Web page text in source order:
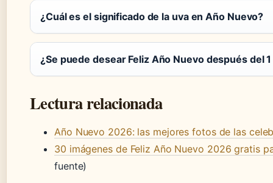
¿Cuál es el significado de la uva en Año Nuevo?
¿Se puede desear Feliz Año Nuevo después del
Lectura relacionada
Año Nuevo 2026: las mejores fotos de las
30 imágenes de Feliz Año Nuevo 2026 gratis
fuente)